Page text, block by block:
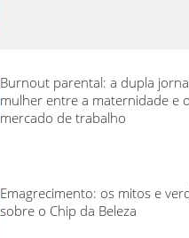
Burnout parental: a dupla
mulher entre a maternidade e o
mercado de trabalho
Emagrecimento: os mitos e
sobre o Chip da Beleza